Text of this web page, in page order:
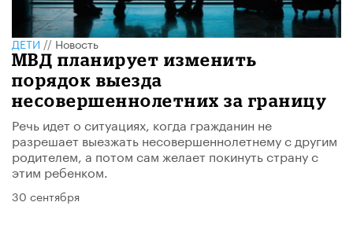
ДЕТИ//Новость
МВД планирует изменить
порядок выезда
несовершеннолетних за границу
Речь идет о ситуациях, когда гражданин не
разрешает выезжать несовершеннолетнему с другим
родителем, а потом сам желает покинуть страну с
этим ребенком.
30 сентября